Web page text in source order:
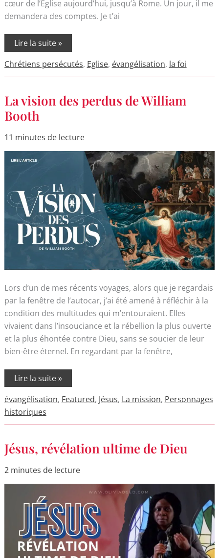
cœur de l’Église aujourd’hui, jusqu’à Rome. Un jour, il me
demandera des comptes. Je t’ai
Lire la suite »
Chrétiens persécutés, Eglise, évangélisation, la foi
La vision des perdus de William
Booth
11 minutes de lecture
Lors d’un de mes récents voyages, alors que je regardais
par la fenêtre de l’autocar, j’ai été amené à réfléchir à la
condition des multitudes qui m’entouraient. Elles
vivaient dans l’insouciance et la rébellion la plus ouverte
et la plus éhontée contre Dieu, sans se soucier de leur
bien-être éternel. En regardant par la fenêtre,
La
vision
des
perdus
William
Booth
Lire la suite »
évangélisation, Featured, Jésus, La mission, Personnages
historiques
Jésus, révélation ultime de Dieu
2 minutes de lecture
Jésus,
révélation
de
Dieu